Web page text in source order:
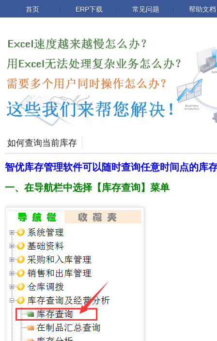
首页 ERP下载 常见问题 帮助文档
如何查询当前库存
智优库存管理软件可以随时查询任意时间点的库
一、在导航栏中选择【库存查询】菜单